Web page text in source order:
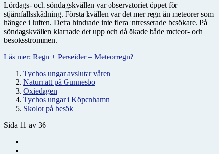
Lördags- och söndagskvällen var observatoriet öppet för
stjärnfallsskådning. Första kvällen var det mer regn än meteorer som
hängde i luften. Detta hindrade inte flera intresserade besökare. På
söndagskvällen klarnade det upp och då ökade både meteor- och
besöksströmmen.
Läs mer: Regn + Perseider = Meteorregn?
Tychos ungar avslutar våren
Naturnatt på Gunnesbo
Oxiedagen
Tychos ungar i Köpenhamn
Skolor på besök
Sida 11 av 36